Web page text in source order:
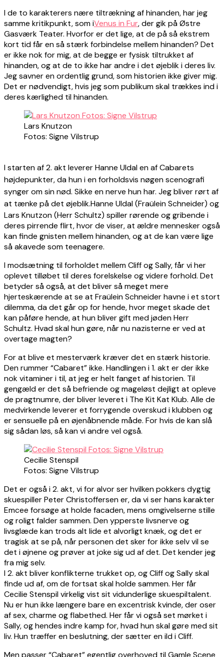
I de to karakterers nære tiltrækning af hinanden, har jeg
samme kritikpunkt, som iVenus in Fur, der gik på Østre
Gasværk Teater. Hvorfor er det lige, at de på så ekstrem
kort tid får en så stærk forbindelse mellem hinanden? Det
er ikke nok for mig, at de begge er fysisk tiltrukket af
hinanden, og at de to ikke har andre i det øjeblik i deres liv.
Jeg savner en ordentlig grund, som historien ikke giver mig.
Det er nødvendigt, hvis jeg som publikum skal trækkes ind i
deres kærlighed til hinanden.
Lars Knutzon
Fotos: Signe Vilstrup
I starten af 2. akt leverer Hanne Uldal en af Cabarets
højdepunkter, da hun i en forholdsvis nøgen scenografi
synger om sin nød. Sikke en nerve hun har. Jeg bliver rørt af
at tænke på det øjeblik.Hanne Uldal (Fraülein Schneider) og
Lars Knutzon (Herr Schultz) spiller rørende og gribende i
deres pirrende flirt, hvor de viser, at ældre mennesker også
kan finde gnisten mellem hinanden, og at de kan være lige
så akavede som teenagere.
I modsætning til forholdet mellem Cliff og Sally, får vi her
oplevet tilløbet til deres forelskelse og videre forhold. Det
betyder så også, at det bliver så meget mere
hjerteskærende at se at Fraülein Schneider havne i et stort
dilemma, da det går op for hende, hvor meget skade det
kan påføre hende, at hun bliver gift med jøden Herr
Schultz. Hvad skal hun gøre, når nu nazisterne er ved at
overtage magten?
For at blive et mesterværk kræver det en stærk historie.
Den rummer “Cabaret” ikke. Handlingen i 1. akt er der ikke
nok vitaminer i til, at jeg er helt fanget af historien. Til
gengæld er det så befriende og mageløst dejligt at opleve
de pragtnumre, der bliver leveret i The Kit Kat Klub. Alle de
medvirkende leverer et forrygende overskud i klubben og
er sensuelle på en øjenåbnende måde. For hvis de kan slå
sig sådan løs, så kan vi andre vel også.
Cecilie Stenspil
Fotos: Signe Vilstrup
Det er også i 2. akt, vi for alvor ser hvilken pokkers dygtig
skuespiller Peter Christoffersen er, da vi ser hans karakter
Emcee forsøge at holde facaden, mens omgivelserne stille
og roligt falder sammen. Den ypperste livsnerve og
livsglæde kan trods alt lide et alvorligt knæk, og det er
tragisk at se på, når personen det sker for ikke selv vil se
det i øjnene og prøver at joke sig ud af det. Det kender jeg
fra mig selv.
I 2. akt bliver konflikterne trukket op, og Cliff og Sally skal
finde ud af, om de fortsat skal holde sammen. Her får
Cecilie Stenspil virkelig vist sit vidunderlige skuespiltalent.
Nu er hun ikke længere bare en excentrisk kvinde, der oser
af sex, charme og flabethed. Her får vi også set mørket i
Sally, og hendes indre kamp for, hvad hun skal gøre med sit
liv. Hun træffer en beslutning, der sætter en ild i Cliff.
Men passer “Cabaret” egentlig overhoved til Gamle Scene